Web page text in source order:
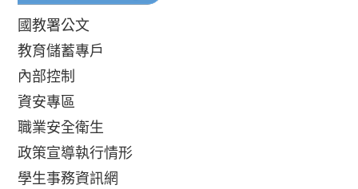
國教署公文
教育儲蓄專戶
內部控制
資安專區
職業安全衛生
政策宣導執行情形
學生事務資訊網